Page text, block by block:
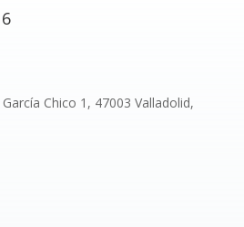
Chico 1, 47003 Valladolid,